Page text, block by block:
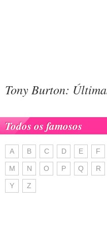
Tony Burton:
Todos os famosos
A B C D E F
M N O P Q R
Y Z